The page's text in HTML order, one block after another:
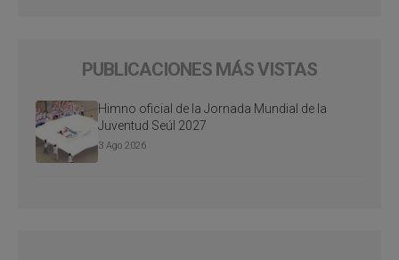
PUBLICACIONES MÁS VISTAS
Himno oficial de la Jornada Mundial de la
Juventud Seúl 2027
3 Ago 2026